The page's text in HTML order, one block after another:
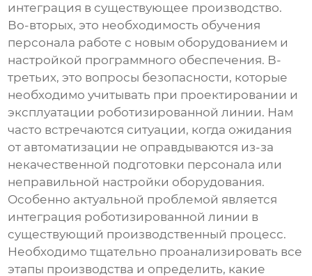
интеграция в существующее производство.
Во-вторых, это необходимость обучения
персонала работе с новым оборудованием и
настройкой программного обеспечения. В-
третьих, это вопросы безопасности, которые
необходимо учитывать при проектировании и
эксплуатации роботизированной линии. Нам
часто встречаются ситуации, когда ожидания
от автоматизации не оправдываются из-за
некачественной подготовки персонала или
неправильной настройки оборудования.
Особенно актуальной проблемой является
интеграция роботизированной линии в
существующий производственный процесс.
Необходимо тщательно проанализировать все
этапы производства и определить, какие